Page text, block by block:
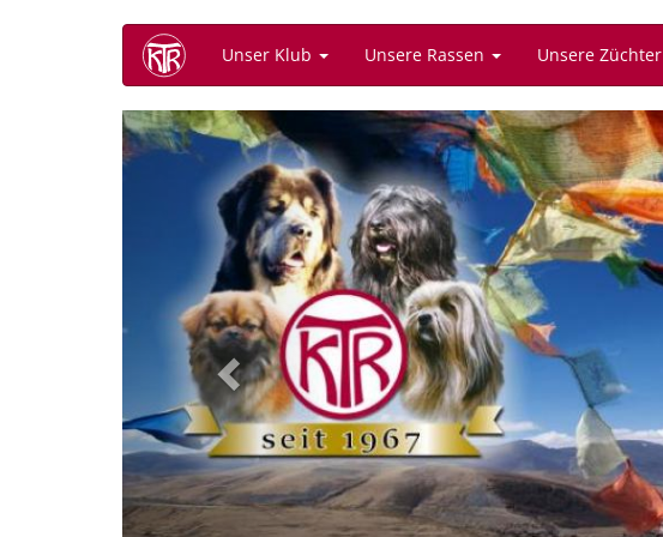
Unser Klub Unsere Rassen Unsere Züchter
Previous